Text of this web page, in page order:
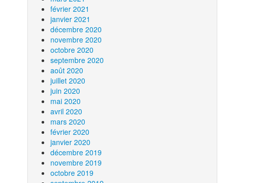
février 2021
janvier 2021
décembre 2020
novembre 2020
octobre 2020
septembre 2020
août 2020
juillet 2020
juin 2020
mai 2020
avril 2020
mars 2020
février 2020
janvier 2020
décembre 2019
novembre 2019
octobre 2019